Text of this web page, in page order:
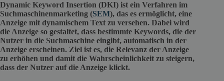
Dynamic Keyword Insertion (DKI) ist ein Verfahren im
Suchmaschinenmarketing (SEM), das es ermöglicht, eine
Anzeige mit dynamischem Text zu versehen. Dabei wird
die Anzeige so gestaltet, dass bestimmte Keywords, die der
Nutzer in die Suchmaschine eingibt, automatisch in der
Anzeige erscheinen. Ziel ist es, die Relevanz der Anzeige
zu erhöhen und damit die Wahrscheinlichkeit zu steigern,
dass der Nutzer auf die Anzeige klickt.